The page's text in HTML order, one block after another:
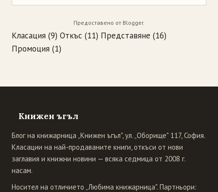
Предоставено от Blogger.
Класация (9) Откъс (11) Представяне (16)
Промоция (1)
Книжен ъгъл
Блог на книжарница „Книжен ъгъл", ул. „Оборище" 117, София.
Класации на най-продаваните книги, откъси от нови
заглавия и книжни новини — всяка седмица от 2008 г.
насам.
Носител на отличието „Любима книжарница". Партньори: